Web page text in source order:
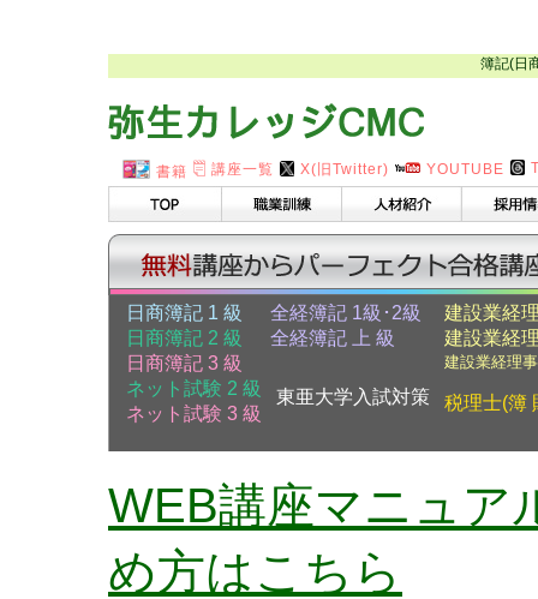
簿記(日
YOUTUBE
X(旧Twitter)
講座一覧
書籍
日商簿記 1 級
日商簿記 2 級
日商簿記 3 級
ネット試験 2 級
ネット試験 3 級
全経簿記 1級･2級
全経簿記 上 級
東亜大学入試対策
建設業経
建設業経
建設業経理
税理士(簿
WEB講座マニュア
め方はこちら